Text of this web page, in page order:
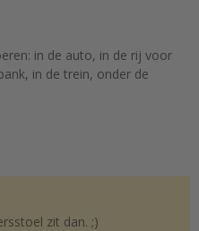
in de auto, in de rij voor
in de trein, onder de
zit dan. ;)